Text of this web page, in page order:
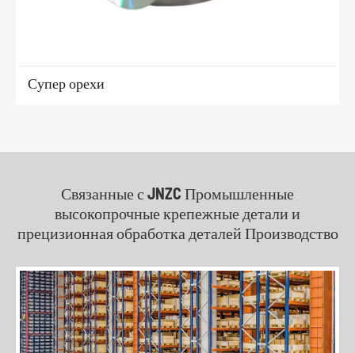
Супер орехи
Связанные с JNZC Промышленные
высокопрочные крепежные детали и
прецизионная обработка деталей Производство